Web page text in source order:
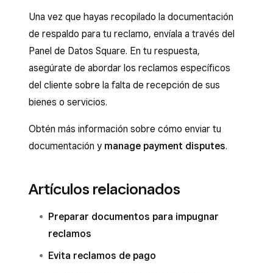
cliente.
Si la mercancía se retrasó o se pidió por
adelantado, proporciona lo siguiente:
Un acuse de recibo o aceptación por
escrito del cliente por el plazo de entrega
Prueba de que el artículo se entregó en la
También puedes proporcionar pruebas
adicionales para este tipo de reclamos:
demuestre que no canceló los servicios y
que los servicios aún están disponibles para
que el cliente los use.
Una vez que hayas recopilado la documentación
de respaldo para tu reclamo, envíala a través del
Panel de Datos Square. En tu respuesta,
asegúrate de abordar los reclamos específicos
del cliente sobre la falta de recepción de sus
bienes o servicios.
Obtén más información sobre cómo enviar tu
documentación y manage payment disputes.
Artículos relacionados
Preparar documentos para impugnar
reclamos
Evita reclamos de pago